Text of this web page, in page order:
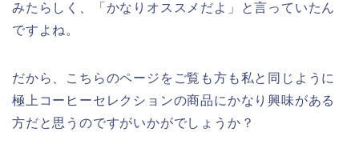
みたらしく、「かなりオススメだよ」と言っていたん
ですよね。
だから、こちらのページをご覧も方も私と同じように
極上コーヒーセレクションの商品にかなり興味がある
方だと思うのですがいかがでしょうか？